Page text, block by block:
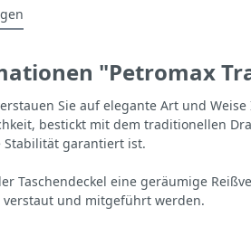
"Petromax
Sie auf elegante Art und
bestickt mit dem traditionellen
garantiert ist.
Taschendeckel eine geräumige
verstaut und mitgeführt werden.